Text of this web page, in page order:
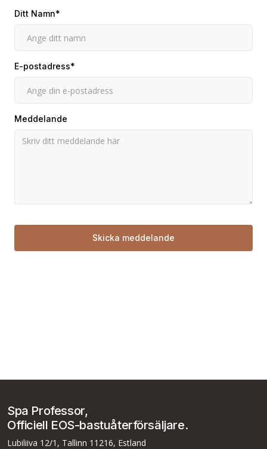
Ditt Namn*
E-postadress*
Meddelande
Spa Professor,
Officiell EOS-bastuåterförsäljare.
Lubiliiva 12/1, Tallinn 11216, Estland